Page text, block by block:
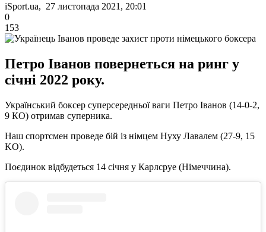
iSport.ua, 27 листопада 2021, 20:01
0
153
Петро Іванов повернеться на ринг у
січні 2022 року.
Український боксер суперсередньої ваги Петро Іванов (14-0-2,
9 КО) отримав суперника.
Наш спортсмен проведе бій із німцем Нуху Лавалем (27-9, 15
KO).
Поєдинок відбудеться 14 січня у Карлсруе (Німеччина).